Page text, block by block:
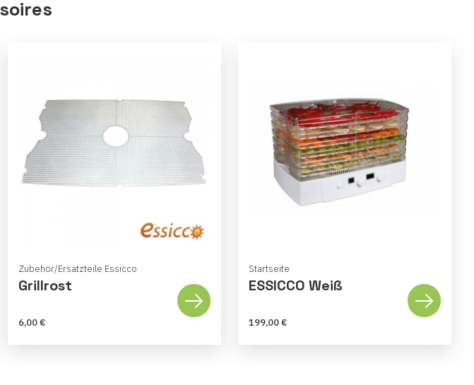
Zubehör/Ersatzteile Essicco
Grillrost
6,00 €
Startseite
ESSICCO Weiß
199,00 €